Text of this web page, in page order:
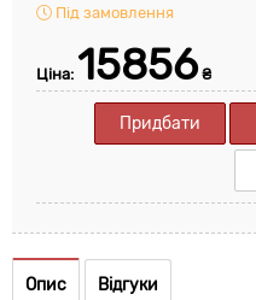
Під замовлення
Ціна: 15856₴
Придбати
Опис Відгуки